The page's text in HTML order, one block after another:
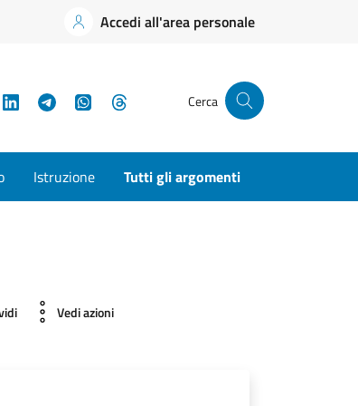
Accedi all'area personale
LinkedInTelegramWhatsApp Cerca
Istruzione Tutti gli argomenti
Vedi azioni